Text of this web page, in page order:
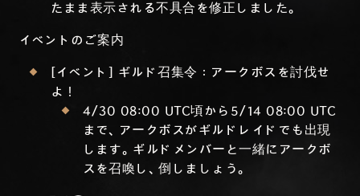
たまま表示される不具合を修正しました。
イベントのご案内
[イベント] ギルド召集令：アークボスを討伐せ
よ！
4/30 08:00 UTC頃から5/14 08:00 UTC
まで、アークボスがギルドレイドでも出現
します。ギルドメンバーと一緒にアークボ
スを召喚し、倒しましょう。